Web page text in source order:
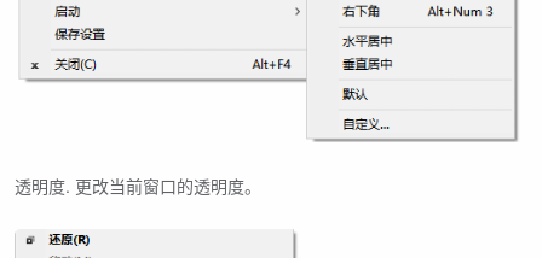
透明度. 更改当前窗口的透明度。